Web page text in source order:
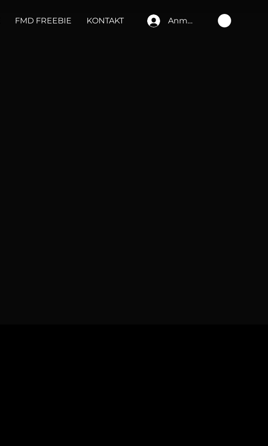
FMD FREEBIE KONTAKT Anmelden